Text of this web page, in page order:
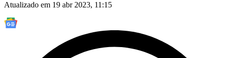
Atualizado em 19 abr 2023, 11:15